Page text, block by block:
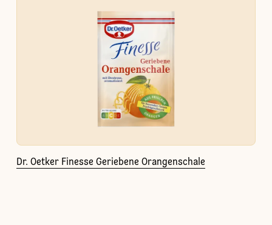
Dr. Oetker Finesse Geriebene Orangenschale